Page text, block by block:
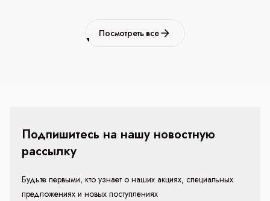
Посмотреть все
Подпишитесь на нашу новостную
рассылку
Будьте первыми, кто узнает о наших акциях, специальных
предложениях и новых поступлениях